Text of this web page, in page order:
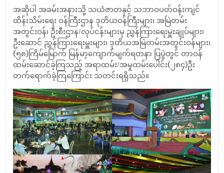
အဆိုပါ အခမ်းအနားသို့ သယံဇာတနှင့် သဘာဝပတ်ဝန်းကျင်
ထိန်းသိမ်းရေး ဝန်ကြီးဌာန ဒုတိယဝန်ကြီးများ၊ အမြဲတမ်း
အတွင်းဝန်၊ ဦးစီးဌာန/လုပ်ငန်းများမှ ညွှန်ကြားရေးမှူးချုပ်များ၊
ဦးဆောင် ညွှန်ကြားရေးမှူးများ၊ ဒုတိယအမြဲတမ်းအတွင်းဝန်များ၊
(၅၈)ကြိမ်မြောက် မြန်မာ့ကျောက်မျက်ရတနာ ပြပွဲတွင် တာဝန်
ထမ်းဆောင်ခဲ့ကြသည့် အရာထမ်း/အမှုထမ်းပေါင်း(၂၈၄)ဦး
တက်ရောက်ခဲ့ကြ‌ကြောင်း သတင်းရရှိသည်။